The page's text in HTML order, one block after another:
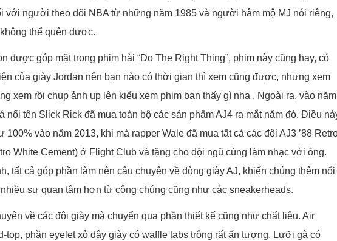
với người theo dõi NBA từ những năm 1985 và người hâm mộ MJ nói riêng,
thể quên được.
được góp mặt trong phim hài “Do The Right Thing”, phim này cũng hay, có
của giày Jordan nên bạn nào có thời gian thì xem cũng được, nhưng xem
xem rồi chụp ảnh up lên kiểu xem phim bạn thấy gì nha . Ngoài ra, vào năm
nổi tên Slick Rick đã mua toàn bộ các sản phẩm AJ4 ra mắt năm đó. Điều
100% vào năm 2013, khi mà rapper Wale đã mua tất cả các đôi AJ3 ’88
White Cement) ở Flight Club và tặng cho đội ngũ cùng làm nhạc với ông.
tất cả góp phần làm nên câu chuyện về dòng giày AJ, khiến chúng thêm nổi
sự quan tâm hơn từ công chúng cũng như các sneakerheads.
về các đôi giày mà chuyển qua phần thiết kế cũng như chất liệu. Air
top, phần eyelet xỏ dây giày có waffle tabs trông rất ấn tượng. Lưỡi gà có